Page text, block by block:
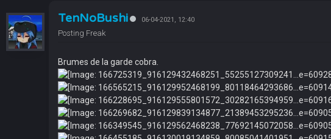
TenNoBushi 06-04-2021, 12:40
Posting Freak
Brumes de la garde cobra.